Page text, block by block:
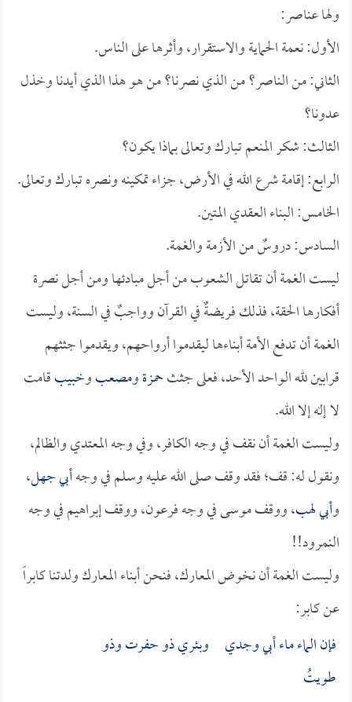
ولها عناصر:
الأول: نعمة الحماية والاستقرار، وأثرها على الناس.
الثاني: من الناصر؟ من الذي نصرنا؟ من هو هذا الذي أيدنا وخذل
عدونا؟
الثالث: شكر المنعم تبارك وتعالى بماذا يكون؟
الرابع: إقامة شرع الله في الأرض، جزاء تمكينه ونصره تبارك وتعالى.
الخامس: البناء العقدي المتين.
السادس: دروسٌ من الأزمة والغمة.
ليست الغمة أن تقاتل الشعوب من أجل مبادئها ومن أجل نصرة
أفكارها الحقة، فذلك فريضةٌ في القرآن وواجبٌ في السنة، وليست
الغمة أن تدفع الأمة أبناءها ليقدموا أرواحهم، ويقدموا جثثهم
قرابين لله الواحد الأحد، فعلى جثثحمزةومصعبوخبيبقامت
لا إله إلا الله.
وليست الغمة أن نقف في وجه الكافر، وفي وجه المعتدي والظالم،
ونقول له: قف؛ فقد وقف صلى الله عليه وسلم في وجهأبي جهل،
وأبي لهب، ووقف موسى في وجه فرعون، ووقف إبراهيم في وجه
النمرود!!
وليست الغمة أن نخوض المعارك، فنحن أبناء المعارك ولدتنا كابراً
عن كابر:
فإن الماء ماء أبي وجدي وبئري ذو حفرت وذو
طويتُ